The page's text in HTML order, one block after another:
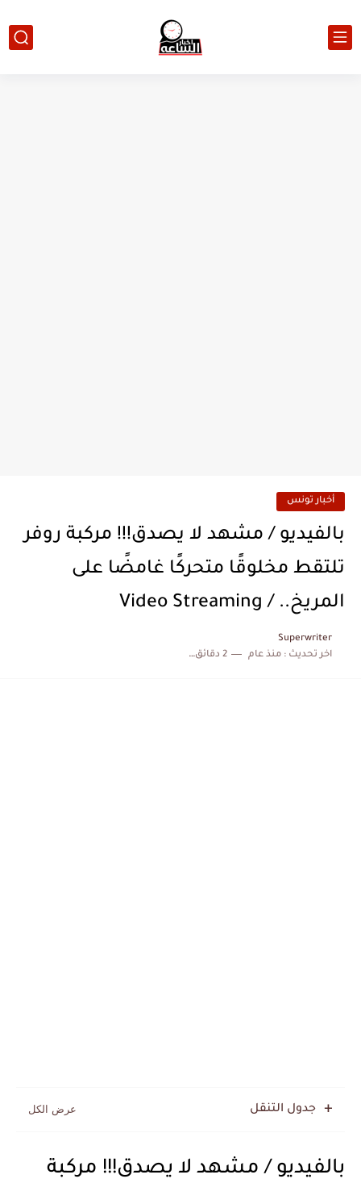
أخبار تونس
بالفيديو / مشهد لا يصدق!!! مركبة روفر
تلتقط مخلوقًا متحركًا غامضًا على
المريخ.. / Video Streaming
Superwriter
اخر تحديث :منذ عام 2 دقائق للقراءة
جدول التنقل
بالفيديو / مشهد لا يصدق!!! مركبة